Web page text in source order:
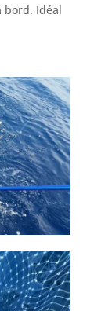
bord. Idéal